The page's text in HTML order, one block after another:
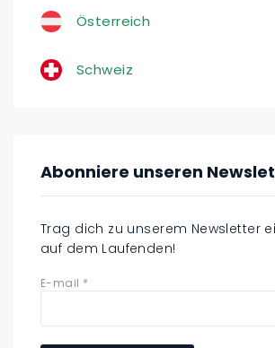
Österreich
Schweiz
Abonniere unseren
Trag dich zu unserem Newsletter
auf dem Laufenden!
E-mail *